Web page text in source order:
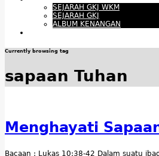
SEJARAH GKJ WKM
SEJARAH GKJ
ALBUM KENANGAN
Currently browsing tag
sapaan Tuhan
Menghayati
Bacaan : Lukas 10:38-42 Dalam suatu